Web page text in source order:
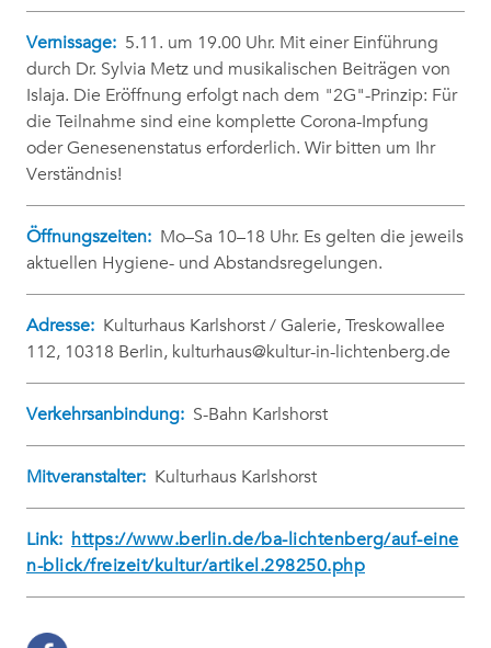
Vernissage: 5.11. um 19.00 Uhr. Mit einer Einführung
durch Dr. Sylvia Metz und musikalischen Beiträgen von
Islaja. Die Eröffnung erfolgt nach dem "2G"-Prinzip: Für
die Teilnahme sind eine komplette Corona-Impfung
oder Genesenenstatus erforderlich. Wir bitten um Ihr
Verständnis!
Öffnungszeiten: Mo–Sa 10–18 Uhr. Es gelten die jeweils
aktuellen Hygiene- und Abstandsregelungen.
Adresse: Kulturhaus Karlshorst / Galerie, Treskowallee
112, 10318 Berlin, kulturhaus@kultur-in-lichtenberg.de
Verkehrsanbindung: S-Bahn Karlshorst
Mitveranstalter: Kulturhaus Karlshorst
Link: https://www.berlin.de/ba-lichtenberg/auf-eine
n-blick/freizeit/kultur/artikel.298250.php